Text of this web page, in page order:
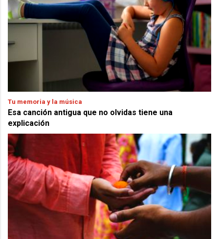
Tu memoria y la música
Esa canción antigua que no olvidas tiene una
explicación